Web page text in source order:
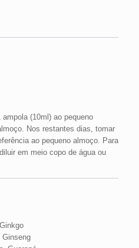
(10ml) ao pequeno
Nos restantes dias, tomar
ao pequeno almoço. Para
em meio copo de água ou
Ginkgo
, Ginseng